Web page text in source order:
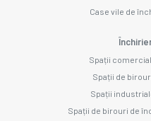
Case vile de
Spații
Spații de
Spații
Spații de birouri de